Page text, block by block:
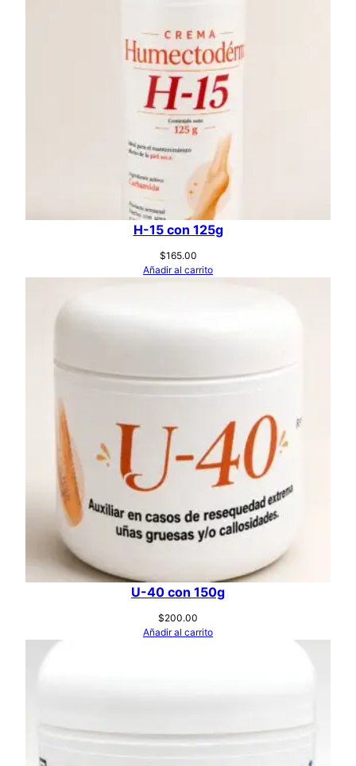
H-15 con 125g
$165.00
Añadir al carrito
U-40 con 150g
$200.00
Añadir al carrito